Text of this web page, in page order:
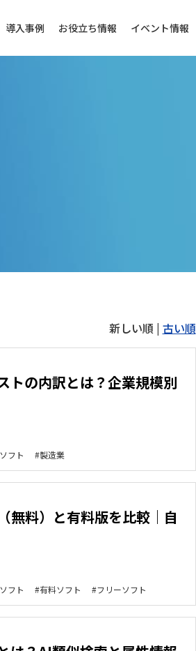
導入事例 お役立ち情報 イベント情報
新しい順 | 古い順
トの内訳とは？企業規模別
フト 製造業
無料）と有料版を比較｜自
フト 有料ソフト フリーソフト